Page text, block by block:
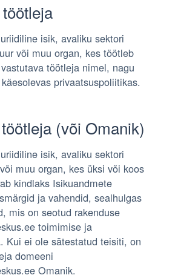
isik, avaliku sektori
või muu organ, kes töötleb
töötleja nimel, nagu
privaatsuspoliitikas.
(või Omanik)
isik, avaliku sektori
muu organ, kes üksi või koos
kindlaks Isikuandmete
ja vahendid, sealhulgas
mis on seotud rakenduse
toimimise ja
Kui ei ole sätestatud teisiti, on
domeeni
Omanik.